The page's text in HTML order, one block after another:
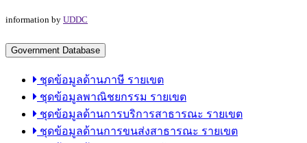
information by UDDC
Government Database
ชุดข้อมูลด้านภาษี รายเขต
ชุดข้อมูลพาณิชยกรรม รายเขต
ชุดข้อมูลด้านการบริการสาธารณะ รายเขต
ชุดข้อมูลด้านการขนส่งสาธารณะ รายเขต